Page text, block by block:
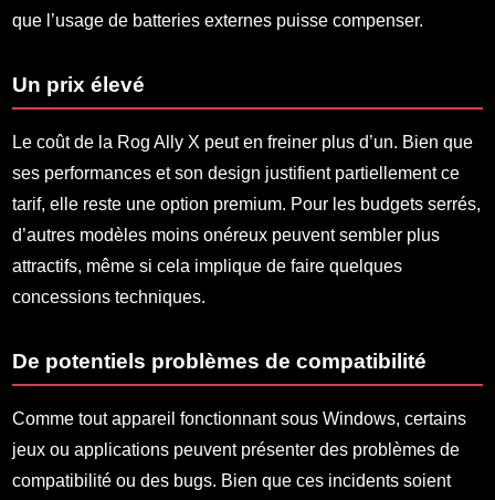
que l’usage de batteries externes puisse compenser.
Un prix élevé
Le coût de la Rog Ally X peut en freiner plus d’un. Bien que
ses performances et son design justifient partiellement ce
tarif, elle reste une option premium. Pour les budgets serrés,
d’autres modèles moins onéreux peuvent sembler plus
attractifs, même si cela implique de faire quelques
concessions techniques.
De potentiels problèmes de compatibilité
Comme tout appareil fonctionnant sous Windows, certains
jeux ou applications peuvent présenter des problèmes de
compatibilité ou des bugs. Bien que ces incidents soient